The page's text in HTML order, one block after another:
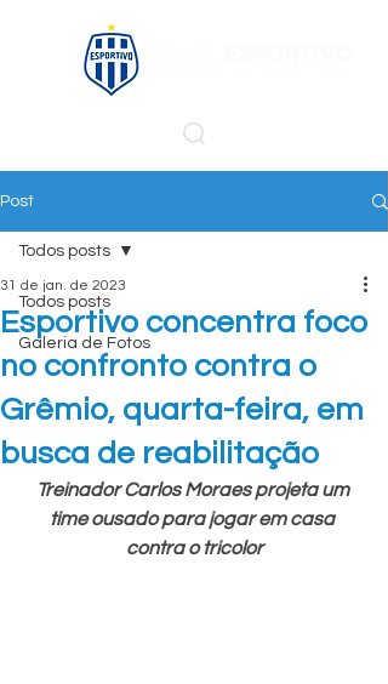
Post
Todos posts
Galeria de Fotos
Todos posts
Esportivo concentra foco
no confronto contra o
Grêmio, quarta-feira, em
busca de reabilitação
31 de jan. de 2023
Treinador Carlos Moraes projeta um
time ousado para jogar em casa
contra o tricolor